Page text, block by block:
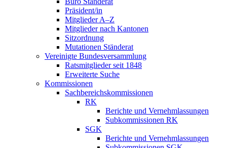
Präsident/in
Mitglieder A–Z
Mitglieder nach Kantonen
Sitzordnung
Mutationen Ständerat
Vereinigte Bundesversammlung
Ratsmitglieder seit 1848
Erweiterte Suche
Kommissionen
Sachbereichskommissionen
RK
Berichte und Vernehmlassungen
Subkommissionen RK
SGK
Berichte und Vernehmlassungen